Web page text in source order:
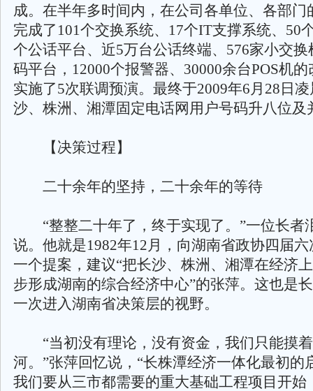
成。在半年多时间内，在公司各单位、各部门
完成了101个交换系统、17个IT支撑系统、50
个公话平台、近5万台公话终端、576家小交换
码平台，12000个报警器、30000余台POS机
实施了5次联调预演。最终于2009年6月28日
沙、株洲、湘潭固定电话网用户号码升八位及
【决策过程】
二十余年的坚持，二十余年的等待
“整整二十年了，终于实现了。”一位长者
说。他就是1982年12月，向湖南省政协四届
一个提案，建议“把长沙、株洲、湘潭在经济
步形成湖南的综合经济中心”的张萍。这也是
一次进入湖南省决策层的视野。
“当初没有理论，没有资金，我们只能摸
河。”张萍回忆说，“长株潭经济一体化最初的
我们要从三市都需要的重大基础工程项目开始